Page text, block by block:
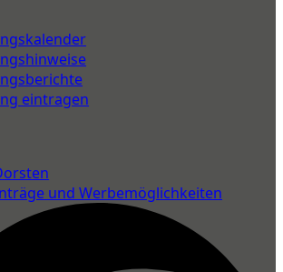
eintragen
und Werbemöglichkeiten